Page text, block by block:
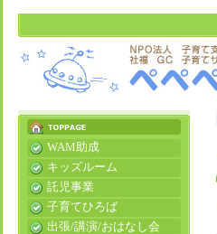
WAM助成
キッズルーム
託児事業
子育てひろば
出張/講演/おはなし会